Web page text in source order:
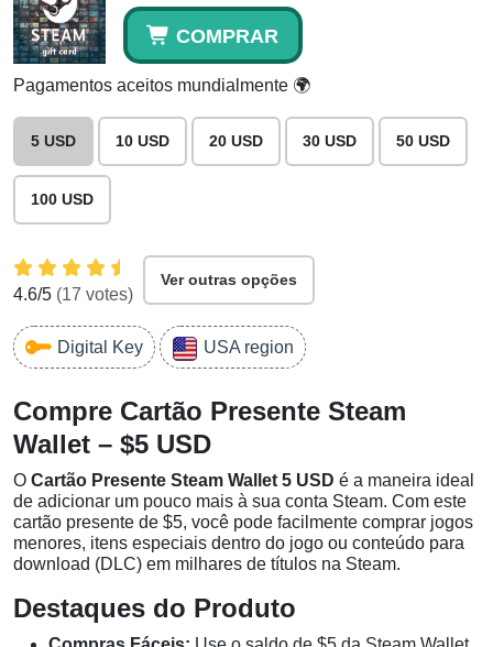
COMPRAR
Pagamentos aceitos mundialmente 🌍
5 USD 10 USD 20 USD 30 USD 50 USD
100 USD
4.6/5 (17 votes)
Ver outras opções
Digital Key USA region
Compre Cartão Presente Steam
Wallet – $5 USD
O Cartão Presente Steam Wallet 5 USD é a maneira ideal
de adicionar um pouco mais à sua conta Steam. Com este
cartão presente de $5, você pode facilmente comprar jogos
menores, itens especiais dentro do jogo ou conteúdo para
download (DLC) em milhares de títulos na Steam.
Destaques do Produto